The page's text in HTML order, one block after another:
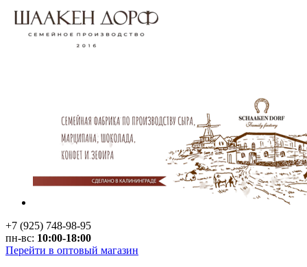
+7 (925) 748-98-95
пн-вс: 10:00-18:00
Перейти в оптовый магазин